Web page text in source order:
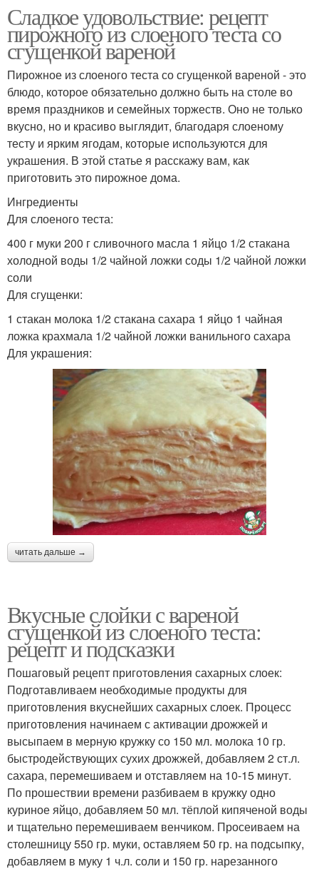
Сладкое удовольствие: рецепт
пирожного из слоеного теста со
сгущенкой вареной
Пирожное из слоеного теста со сгущенкой вареной - это
блюдо, которое обязательно должно быть на столе во
время праздников и семейных торжеств. Оно не только
вкусно, но и красиво выглядит, благодаря слоеному
тесту и ярким ягодам, которые используются для
украшения. В этой статье я расскажу вам, как
приготовить это пирожное дома.
Ингредиенты
Для слоеного теста:
400 г муки 200 г сливочного масла 1 яйцо 1/2 стакана
холодной воды 1/2 чайной ложки соды 1/2 чайной ложки
соли
Для сгущенки:
1 стакан молока 1/2 стакана сахара 1 яйцо 1 чайная
ложка крахмала 1/2 чайной ложки ванильного сахара
Для украшения:
читать дальше →
Вкусные слойки с вареной
сгущенкой из слоеного теста:
рецепт и подсказки
Пошаговый рецепт приготовления сахарных слоек:
Подготавливаем необходимые продукты для
приготовления вкуснейших сахарных слоек. Процесс
приготовления начинаем с активации дрожжей и
высыпаем в мерную кружку со 150 мл. молока 10 гр.
быстродействующих сухих дрожжей, добавляем 2 ст.л.
сахара, перемешиваем и отставляем на 10-15 минут.
По прошествии времени разбиваем в кружку одно
куриное яйцо, добавляем 50 мл. тёплой кипяченой воды
и тщательно перемешиваем венчиком. Просеиваем на
столешницу 550 гр. муки, оставляем 50 гр. на подсыпку,
добавляем в муку 1 ч.л. соли и 150 гр. нарезанного